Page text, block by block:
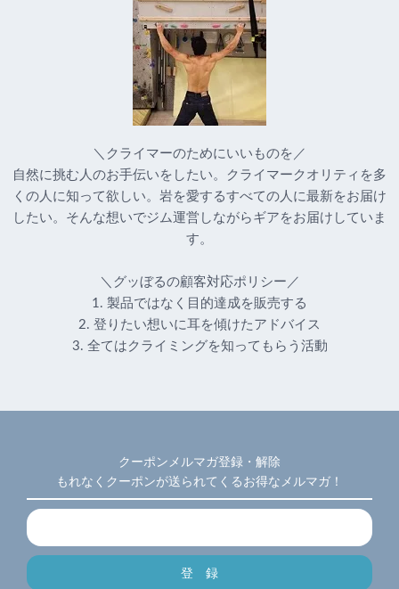
＼クライマーのためにいいものを／
自然に挑む人のお手伝いをしたい。クライマークオリティを多
くの人に知って欲しい。岩を愛するすべての人に最新をお届け
したい。そんな想いでジム運営しながらギアをお届けしていま
す。
＼グッぼるの顧客対応ポリシー／
1. 製品ではなく目的達成を販売する
2. 登りたい想いに耳を傾けたアドバイス
3. 全てはクライミングを知ってもらう活動
クーポンメルマガ登録・解除
もれなくクーポンが送られてくるお得なメルマガ！